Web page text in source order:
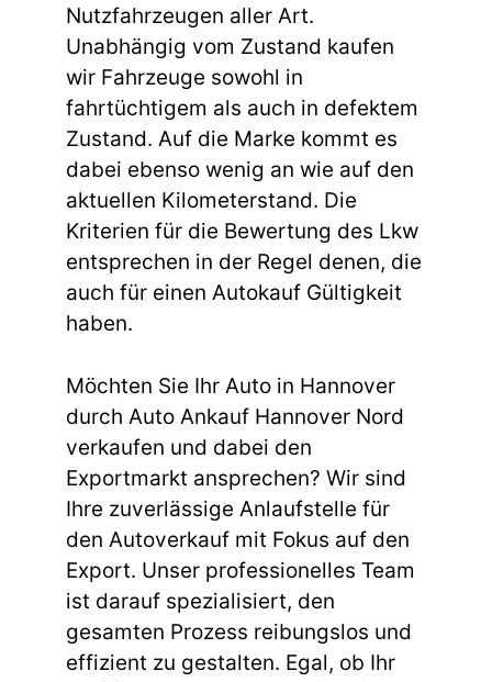
Nutzfahrzeugen aller Art.
Unabhängig vom Zustand kaufen
wir Fahrzeuge sowohl in
fahrtüchtigem als auch in defektem
Zustand. Auf die Marke kommt es
dabei ebenso wenig an wie auf den
aktuellen Kilometerstand. Die
Kriterien für die Bewertung des Lkw
entsprechen in der Regel denen, die
auch für einen Autokauf Gültigkeit
haben.
Möchten Sie Ihr Auto in Hannover
durch Auto Ankauf Hannover Nord
verkaufen und dabei den
Exportmarkt ansprechen? Wir sind
Ihre zuverlässige Anlaufstelle für
den Autoverkauf mit Fokus auf den
Export. Unser professionelles Team
ist darauf spezialisiert, den
gesamten Prozess reibungslos und
effizient zu gestalten. Egal, ob Ihr